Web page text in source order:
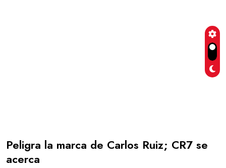
Peligra la marca de Carlos Ruiz; CR7 se
acerca